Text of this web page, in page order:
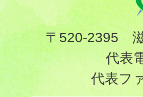
〒520-2395
代表
代表フ